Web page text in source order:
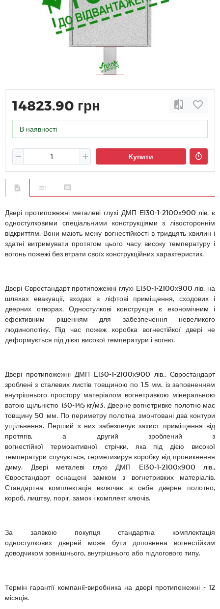
14823.90 грн
В наявності
Купити
Двері протипожежні металеві глухі ДМП ЕІ30-1-2100х900 лів. є
одностулковими спеціальними конструкціями з лівостороннім
відкриттям. Вони мають межу вогнестійкості в тридцять хвилин і
здатні витримувати протягом цього часу високу температуру і
вогонь пожежі без втрати своїх конструкційних характеристик.
Двері Євростандарт протипожежні глухі ЕІ30-1-2100х900 лів. на
шляхах евакуації, входах в ліфтові приміщення, сходових і
дверних отворах. Одностулкові конструкція є економічним і
ефективним рішенням для забезпечення невеликого
людинопотіку. Під час пожеж коробка вогнестійкої двері не
деформується під дією високої температури і вогню.
Двері протипожежні ДМП ЕІ30-1-2100х900 лів., Євростандарт
зроблені з сталевих листів товщиною по 1.5 мм. із заповненням
внутрішнього простору матеріалом вогнетривкою мінеральною
ватою щільністю 130-145 кг/м3. Дверне вогнетривке полотно має
товщину 50 мм. По периметру полотна змонтовані два контури
ущільнення. Перший з них забезпечує захист приміщення від
протягів, а другий зроблений з
вогнестійкої термоактивної стрічки, яка під дією високої
температури спучується, герметизируя коробку від проникнення
диму. Двері металеві глухі ДМП ЕІ30-1-2100х900 лів.,
Євростандарт оснащені замком з вогнетривких матеріалів.
Стандартна комплектація включає в себе дверне полотно,
короб, лиштву, поріг, замок і комплект ключів.
За заявкою покупця стандартна комплектація
одностулкових дверей може бути доповнена вогнестійким
доводчиком зовнішнього, внутрішнього або підлогового типу.
Термін гарантії компанії-виробника на двері протипожежні - 12
місяців.